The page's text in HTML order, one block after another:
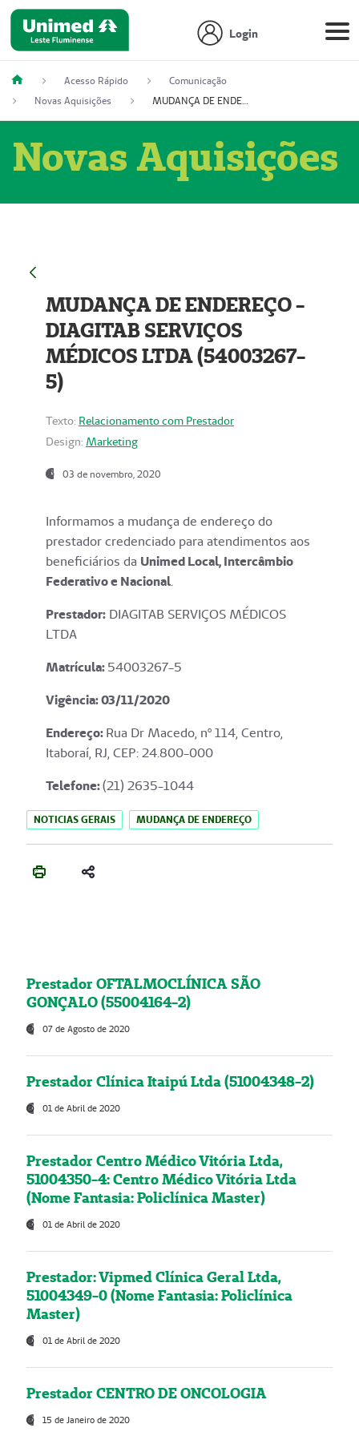
Login
Acesso Rápido
Comunicação
Novas Aquisições
MUDANÇA DE ENDEREÇO - DIAGITAB SERVIÇOS MÉDICOS LTDA (54003267-5)
Novas Aquisições
MUDANÇA DE ENDEREÇO -
DIAGITAB SERVIÇOS
MÉDICOS LTDA (54003267-
5)
Texto: Relacionamento com Prestador
Design: Marketing
03 de novembro, 2020
Informamos a mudança de endereço do
prestador credenciado para atendimentos aos
beneficiários da Unimed Local, Intercâmbio
Federativo e Nacional.
Prestador: DIAGITAB SERVIÇOS MÉDICOS
LTDA
Matrícula:54003267-5
Vigência: 03/11/2020
Endereço:Rua Dr Macedo, nº 114, Centro,
Itaboraí, RJ, CEP: 24.800-000
Telefone:(21) 2635-1044
NOTICIAS GERAIS MUDANÇA DE ENDEREÇO
Prestador OFTALMOCLÍNICA SÃO
GONÇALO (55004164-2)
07 de Agosto de 2020
Prestador Clínica Itaipú Ltda (51004348-2)
01 de Abril de 2020
Prestador Centro Médico Vitória Ltda,
51004350-4: Centro Médico Vitória Ltda
(Nome Fantasia: Policlínica Master)
01 de Abril de 2020
Prestador: Vipmed Clínica Geral Ltda,
51004349-0 (Nome Fantasia: Policlínica
Master)
01 de Abril de 2020
Prestador CENTRO DE ONCOLOGIA
15 de Janeiro de 2020